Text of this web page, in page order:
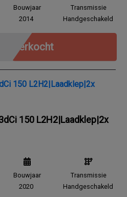
Bouwjaar
2014
Transmissie
Handgeschakeld
Verkocht
150 L2H2|Laadklep|2x
Bouwjaar
2020
Transmissie
Handgeschakeld